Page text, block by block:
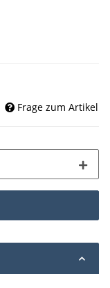
Frage zum Artikel